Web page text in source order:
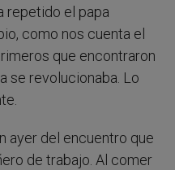
repetido el papa
como nos cuenta el
que encontraron
se revolucionaba. Lo
ayer del encuentro que
de trabajo. Al comer